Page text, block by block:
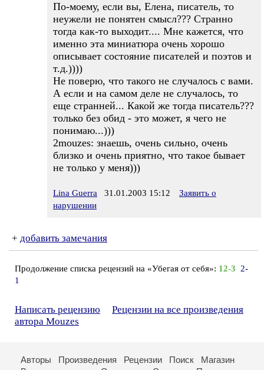
По-моему, если вы, Елена, писатель, то
неужели не понятен смысл??? Странно
тогда как-то выходит.... Мне кажется, что
именно эта миниатюра очень хорошо
описывает состояние писателей и поэтов и
т.д.))))
Не поверю, что такого не случалось с вами.
А если и на самом деле не случалось, то
еще странней... Какой же тогда писатель???
только без обид - это может, я чего не
понимаю...)))
2mouzes: знаешь, очень сильно, очень
близко и очень приятно, что такое бывает
не только у меня)))
Lina Guerra 31.01.2003 15:12
Заявить о
нарушении
+ добавить замечания
Продолжение списка рецензий на «Убегая от себя»: 12-3
2-
1
Написать рецензию
Рецензии на все произведения
автора Mouzes
Авторы Произведения Рецензии Поиск
Магазин